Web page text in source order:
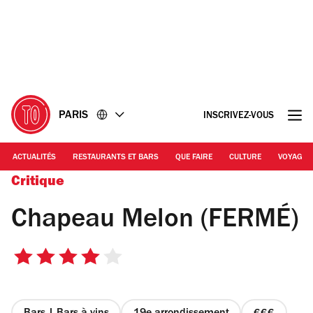
PARIS INSCRIVEZ-VOUS
ACTUALITÉS RESTAURANTS ET BARS QUE FAIRE CULTURE VOYAGE
Critique
Chapeau Melon (FERMÉ)
4